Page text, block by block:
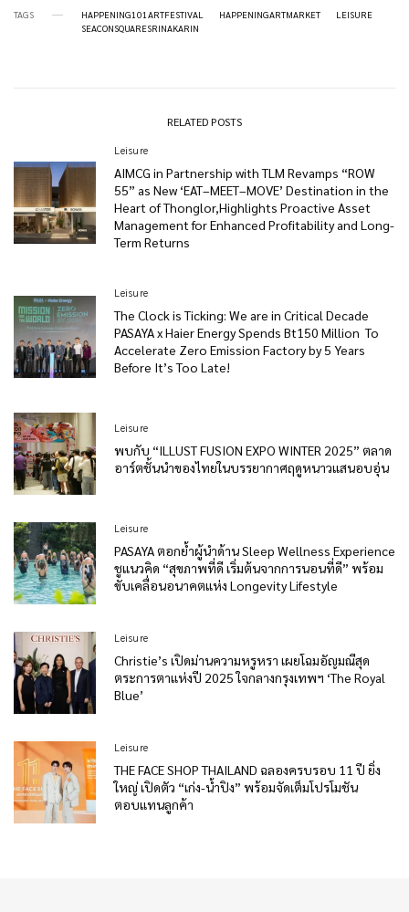
TAGS HAPPENING101ARTFESTIVAL HAPPENINGARTMARKET
LEISURE
SEACONSQUARESRINAKARIN
RELATED POSTS
Leisure
AIMCG in Partnership with TLM Revamps “ROW
55” as New ‘EAT–MEET–MOVE’ Destination in the
Heart of Thonglor,Highlights Proactive Asset
Management for Enhanced Profitability and Long-
Term Returns
Leisure
The Clock is Ticking: We are in Critical Decade
PASAYA x Haier Energy Spends Bt150 Million To
Accelerate Zero Emission Factory by 5 Years
Before It’s Too Late!
Leisure
พบกับ “ILLUST FUSION EXPO WINTER 2025” ตลาด
อาร์ตชั้นนำของไทยในบรรยากาศฤดูหนาวแสนอบอุ่น
Leisure
PASAYA ตอกย้ำผู้นำด้าน Sleep Wellness Experience
ชูแนวคิด “สุขภาพที่ดี เริ่มต้นจากการนอนที่ดี” พร้อม
ขับเคลื่อนอนาคตแห่ง Longevity Lifestyle
Leisure
Christie’s เปิดม่านความหรูหรา เผยโฉมอัญมณีสุด
ตระการตาแห่งปี 2025 ใจกลางกรุงเทพฯ ‘The Royal
Blue’
Leisure
THE FACE SHOP THAILAND ฉลองครบรอบ 11 ปี ยิ่ง
ใหญ่ เปิดตัว “เก่ง-น้ำปิง” พร้อมจัดเต็มโปรโมชัน
ตอบแทนลูกค้า